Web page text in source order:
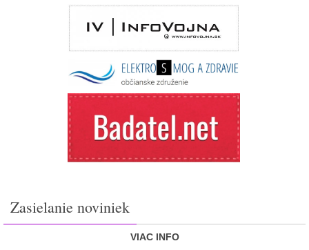
Zasielanie noviniek
VIAC INFO